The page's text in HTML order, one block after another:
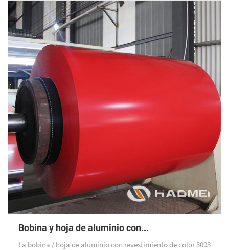
Bobina y hoja de aluminio con...
La bobina / hoja de aluminio con revestimiento de color 3003